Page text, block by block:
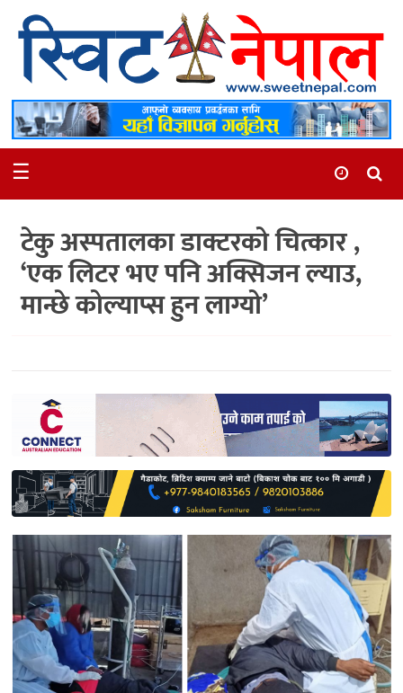
समाचार
स्थानीय
मनोरञ्जन
अन्तर्वार्ता
समाज
साहित्य
प्रदेश
English
☰
टेकु अस्पतालका डाक्टरको चित्कार ,
‘एक लिटर भए पनि अक्सिजन ल्याउ,
मान्छे कोल्याप्स हुन लाग्यो’